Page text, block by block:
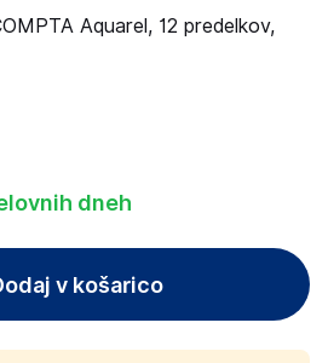
Aquarel, 12 predelkov,
dneh
v košarico